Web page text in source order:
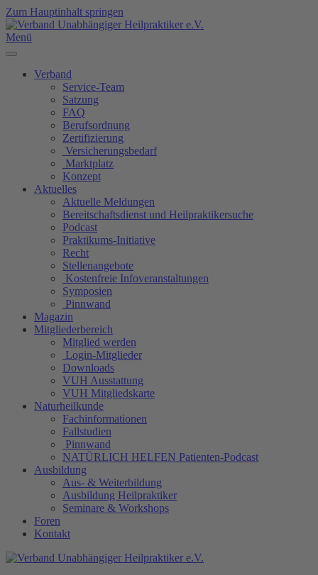
Zum Hauptinhalt springen
Menü
Verband
Service-Team
Satzung
FAQ
Berufsordnung
Zertifizierung
Versicherungsbedarf
Marktplatz
Konzept
Aktuelles
Aktuelle Meldungen
Bereitschaftsdienst und Heilpraktikersuche
Podcast
Praktikums-Initiative
Recht
Stellenangebote
Kostenfreie Infoveranstaltungen
Symposien
Pinnwand
Magazin
Mitgliederbereich
Mitglied werden
Login-Mitglieder
Downloads
VUH Ausstattung
VUH Mitgliedskarte
Naturheilkunde
Fachinformationen
Fallstudien
Pinnwand
NATÜRLICH HELFEN Patienten-Podcast
Ausbildung
Aus- & Weiterbildung
Ausbildung Heilpraktiker
Seminare & Workshops
Foren
Kontakt